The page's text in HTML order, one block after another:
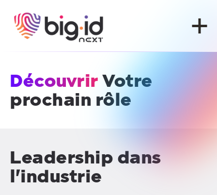
Découvrir Votre
prochain rôle
Leadership dans
l'industrie